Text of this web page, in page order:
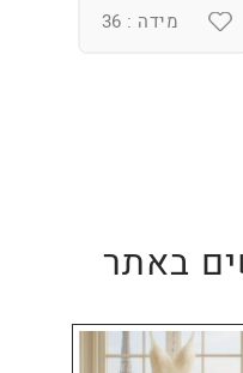
מידה : 36
באתר